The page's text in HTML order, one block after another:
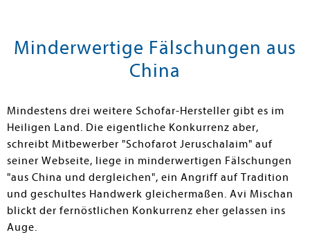
Minderwertige Fälschungen aus
China
Mindestens drei weitere Schofar-Hersteller gibt es im
Heiligen Land. Die eigentliche Konkurrenz aber,
schreibt Mitbewerber "Schofarot Jeruschalaim" auf
seiner Webseite, liege in minderwertigen Fälschungen
"aus China und dergleichen", ein Angriff auf Tradition
und geschultes Handwerk gleichermaßen. Avi Mischan
blickt der fernöstlichen Konkurrenz eher gelassen ins
Auge.